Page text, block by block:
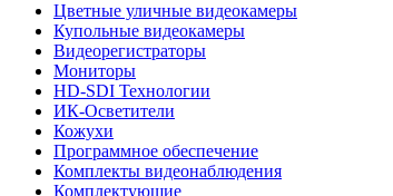
Цветные уличные видеокамеры
Купольные видеокамеры
Видеорегистраторы
Мониторы
HD-SDI Технологии
ИК-Осветители
Кожухи
Программное обеспечение
Комплекты видеонаблюдения
Комплектующие